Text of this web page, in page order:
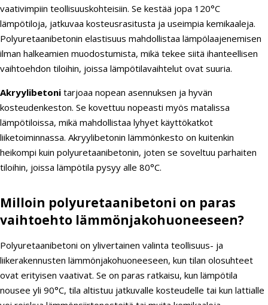
vaativimpiin teollisuuskohteisiin. Se kestää jopa 120°C
lämpötiloja, jatkuvaa kosteusrasitusta ja useimpia kemikaaleja.
Polyuretaanibetonin elastisuus mahdollistaa lämpölaajenemisen
ilman halkeamien muodostumista, mikä tekee siitä ihanteellisen
vaihtoehdon tiloihin, joissa lämpötilavaihtelut ovat suuria.
Akryylibetoni tarjoaa nopean asennuksen ja hyvän
kosteudenkeston. Se kovettuu nopeasti myös matalissa
lämpötiloissa, mikä mahdollistaa lyhyet käyttökatkot
liiketoiminnassa. Akryylibetonin lämmönkesto on kuitenkin
heikompi kuin polyuretaanibetonin, joten se soveltuu parhaiten
tiloihin, joissa lämpötila pysyy alle 80°C.
Milloin polyuretaanibetoni on paras
vaihtoehto lämmönjakohuoneeseen?
Polyuretaanibetoni on ylivertainen valinta teollisuus- ja
liikerakennusten lämmönjakohuoneeseen, kun tilan olosuhteet
ovat erityisen vaativat. Se on paras ratkaisu, kun lämpötila
nousee yli 90°C, tila altistuu jatkuvalle kosteudelle tai kun lattialle